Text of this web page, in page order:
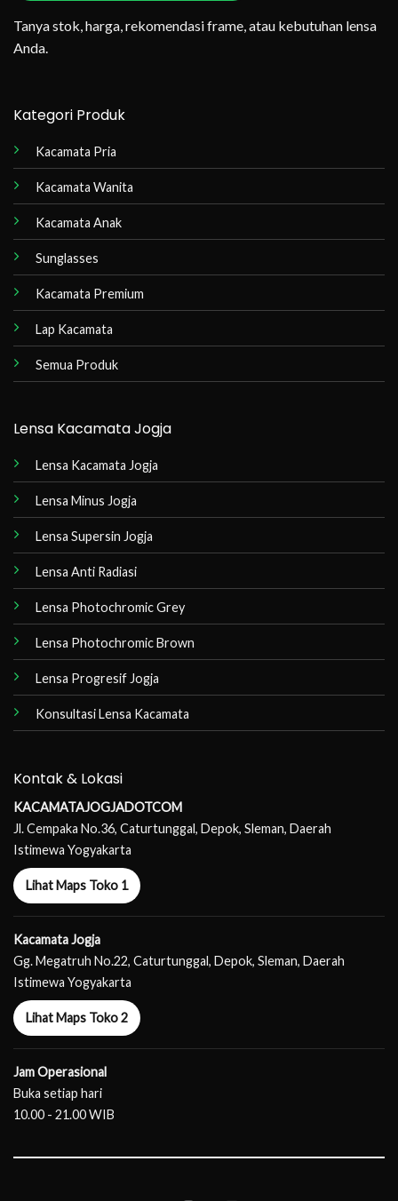
Tanya stok, harga, rekomendasi frame, atau kebutuhan lensa
Anda.
Kategori Produk
Kacamata Pria
Kacamata Wanita
Kacamata Anak
Sunglasses
Kacamata Premium
Lap Kacamata
Semua Produk
Lensa Kacamata Jogja
Lensa Kacamata Jogja
Lensa Minus Jogja
Lensa Supersin Jogja
Lensa Anti Radiasi
Lensa Photochromic Grey
Lensa Photochromic Brown
Lensa Progresif Jogja
Konsultasi Lensa Kacamata
Kontak & Lokasi
KACAMATAJOGJADOTCOM
Jl. Cempaka No.36, Caturtunggal, Depok, Sleman, Daerah
Istimewa Yogyakarta
Lihat Maps Toko 1
Kacamata Jogja
Gg. Megatruh No.22, Caturtunggal, Depok, Sleman, Daerah
Istimewa Yogyakarta
Lihat Maps Toko 2
Jam Operasional
Buka setiap hari
10.00 - 21.00 WIB